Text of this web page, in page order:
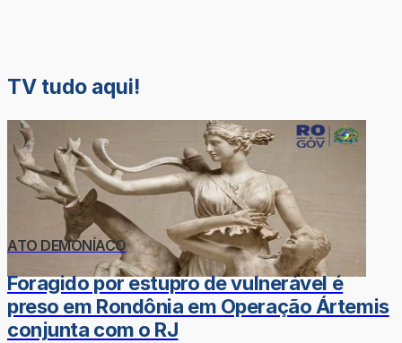
TV tudo aqui!
ATO DEMONÍACO
Foragido por estupro de vulnerável é
preso em Rondônia em Operação Ártemis
conjunta com o RJ